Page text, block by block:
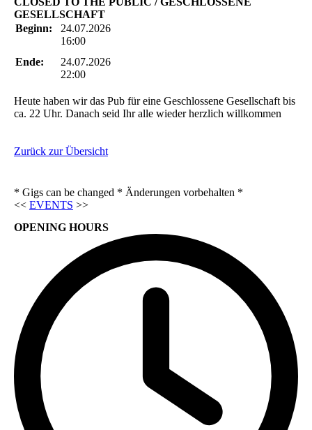
GESELLSCHAFT
Beginn:
24.07.2026
16:00
Ende:
24.07.2026
22:00
Heute haben wir das Pub für eine Geschlossene Gesellschaft bis
ca. 22 Uhr. Danach seid Ihr alle wieder herzlich willkommen
Zurück zur Übersicht
* Gigs can be changed * Änderungen vorbehalten *
<< EVENTS >>
OPENING HOURS